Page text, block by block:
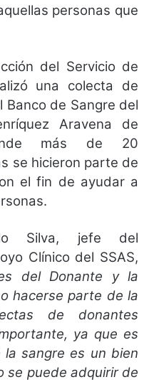
personas que
del Servicio de
una colecta de
Banco de Sangre del
Aravena de
más de 20
se hicieron parte de
el fin de ayudar a
Silva, jefe del
Clínico del SSAS,
del Donante y la
hacerse parte de la
de donantes
ya que es
sangre es un bien
se puede adquirir de